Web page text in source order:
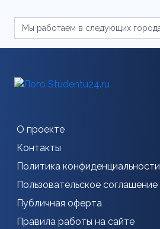
О проекте
Контакты
Политика конфиденциальности
Пользовательское соглашение
Публичная оферта
Правила работы на сайте